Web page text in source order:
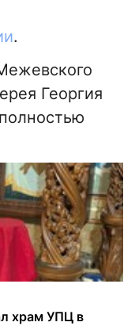
.
Георгия
храм УПЦ в